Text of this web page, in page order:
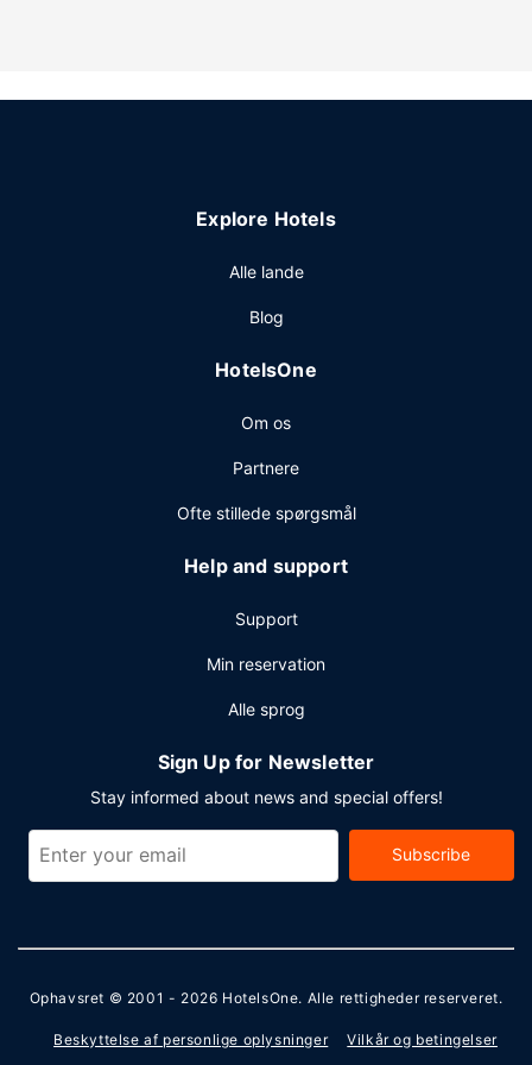
Explore Hotels
Alle lande
Blog
HotelsOne
Om os
Partnere
Ofte stillede spørgsmål
Help and support
Support
Min reservation
Alle sprog
Sign Up for Newsletter
Stay informed about news and special offers!
Subscribe
Ophavsret © 2001 - 2026 HotelsOne. Alle rettigheder reserveret.
Beskyttelse af personlige oplysninger Vilkår og betingelser